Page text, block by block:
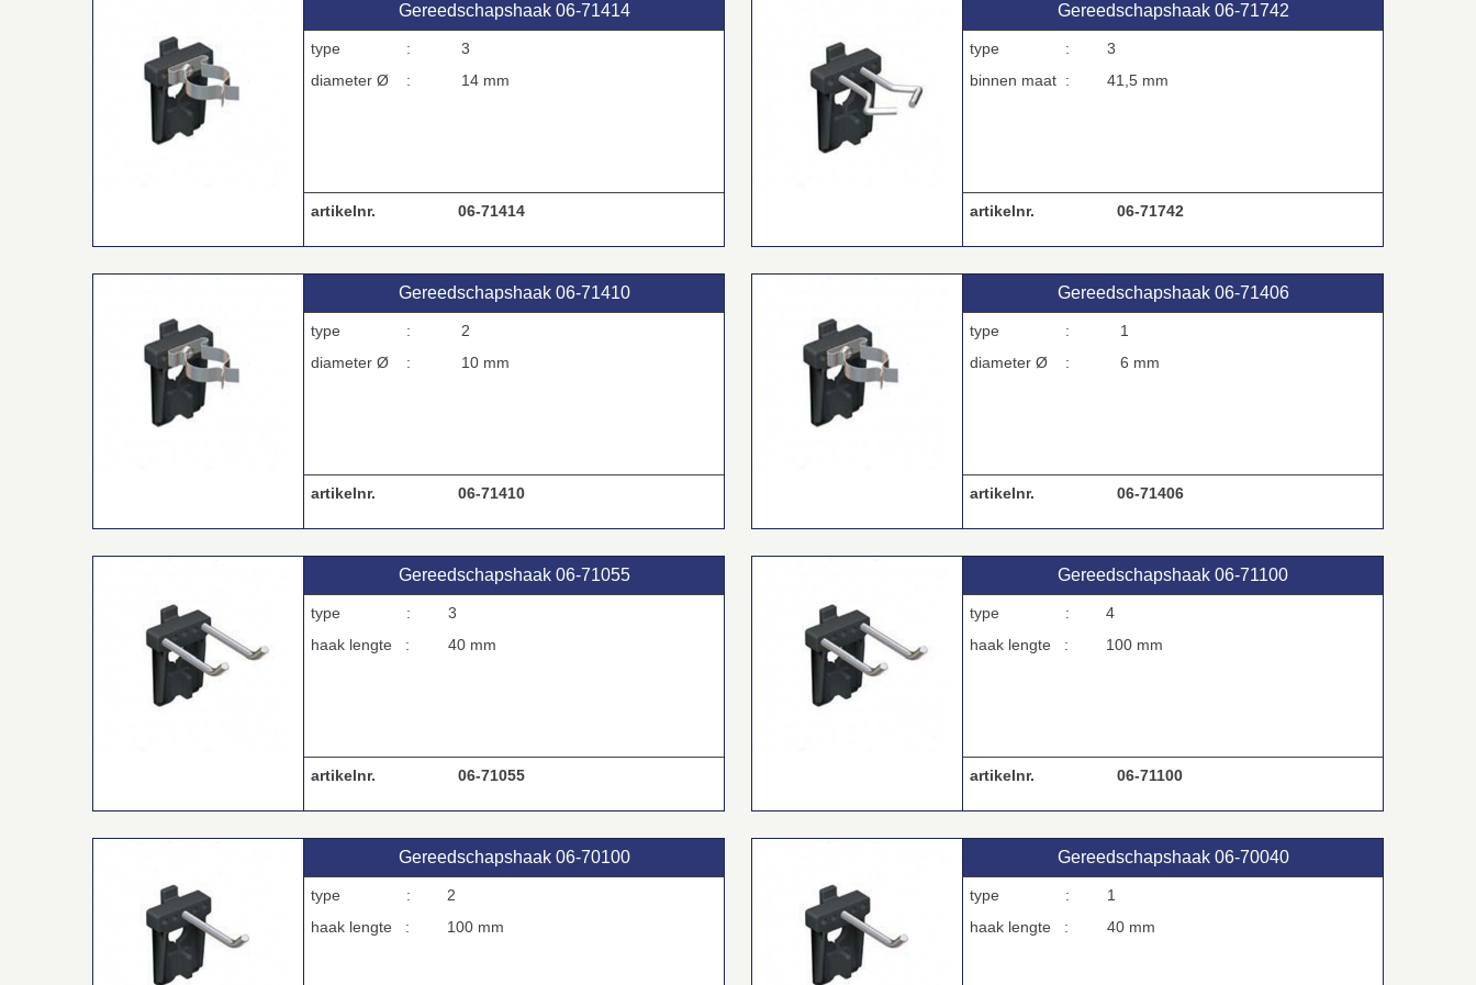
Gereedschapshaak 06‑71414
type :
3
diameter Ø :
14 mm
artikelnr. 06-71414
Gereedschapshaak 06‑71742
type :
3
binnen maat :
41,5 mm
artikelnr. 06-71742
Gereedschapshaak 06‑71410
type :
2
diameter Ø :
10 mm
artikelnr. 06-71410
Gereedschapshaak 06‑71406
type :
1
diameter Ø :
6 mm
artikelnr. 06-71406
Gereedschapshaak 06‑71055
type :
3
haak lengte :
40 mm
artikelnr. 06-71055
Gereedschapshaak 06‑71100
type :
4
haak lengte :
100 mm
artikelnr. 06-71100
Gereedschapshaak 06‑70100
type :
2
haak lengte :
100 mm
Gereedschapshaak 06‑70040
type :
1
haak lengte :
40 mm